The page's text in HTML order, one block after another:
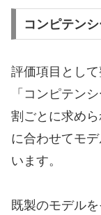
コンピテン
評価項目とし
「コンピテン
割ごとに求め
に合わせてモ
います。
既製のモデル